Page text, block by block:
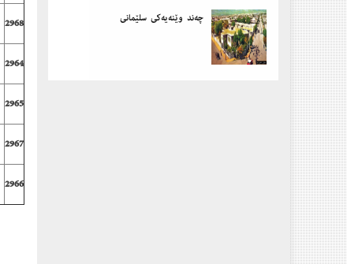
2968
2964
2965
2967
2966
چەند وێنەیەكی سلێمانی